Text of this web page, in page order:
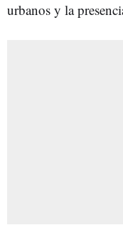
urbanos y la